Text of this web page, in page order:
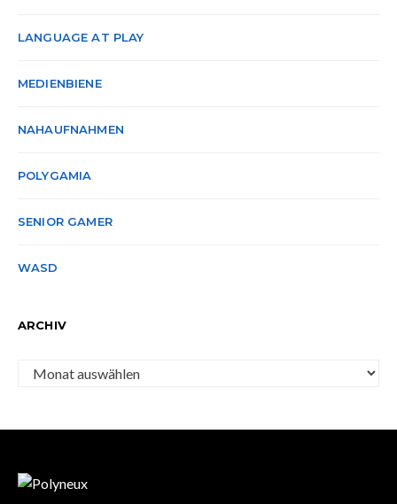
LANGUAGE AT PLAY
MEDIENBIENE
NAHAUFNAHMEN
POLYGAMIA
SENIOR GAMER
WASD
ARCHIV
Archiv